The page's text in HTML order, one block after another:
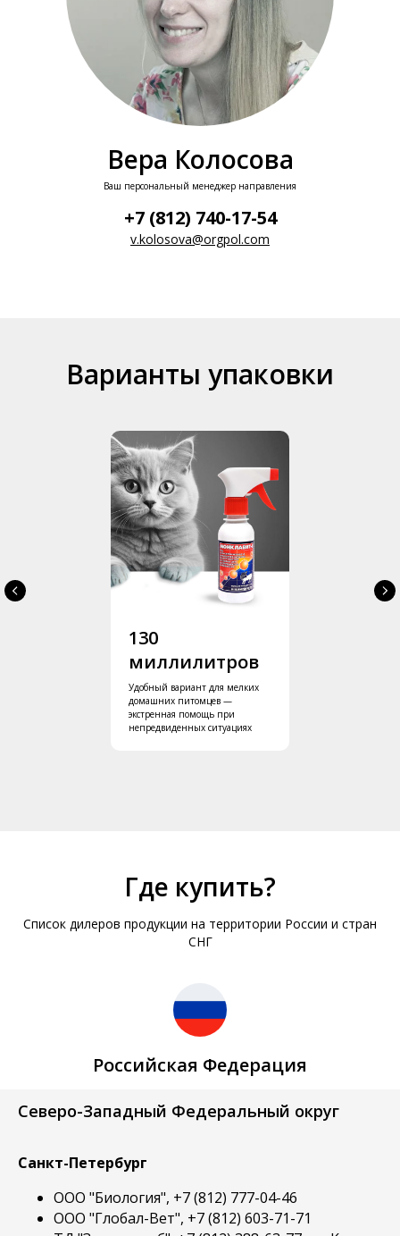
Вера Колосова
Ваш персональный менеджер направления
+7 (812) 740-17-54
v.kolosova@orgpol.com
Варианты упаковки
130
миллилитров
Удобный вариант для мелких
домашних питомцев —
экстренная помощь при
непредвиденных ситуациях
Где купить?
Список дилеров продукции на территории России и стран
СНГ
Российская Федерация
Северо-Западный Федеральный округ
Санкт-Петербург
ООО "Биология", +7 (812) 777-04-46
ООО "Глобал-Вет", +7 (812) 603-71-71